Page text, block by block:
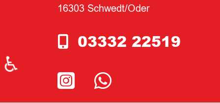
16303 Schwedt/Oder
03332 22519